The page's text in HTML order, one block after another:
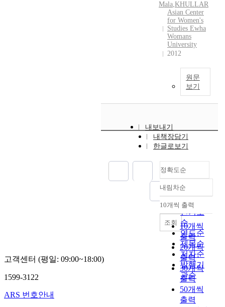
Mala,KHULLAR
Asian Center
for Women's
Studies Ewha
Womans
University
2012
원문
보기
내보내기
내책장담기
한글로보기
정확도순
정확도
순
인기도
순
연도순
제목순
저자순
발행기
관순
내림차순
내림차순
10개씩 출력
10개씩
출력
20개씩
출력
30개씩
출력
50개씩
출력
조회
고객센터 (평일: 09:00~18:00)
1599-3122
ARS 번호안내